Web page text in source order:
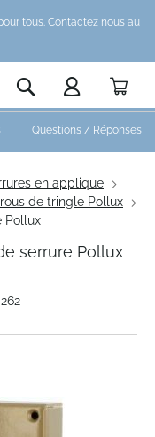
tous. Contactez nous au
Rechercher
en applique
de tringle Pollux
Pollux
serrure Pollux
Questions / Réponses